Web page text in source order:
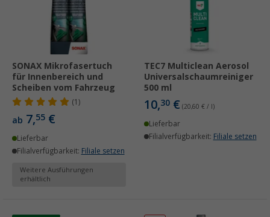
SONAX Mikrofasertuch
für Innenbereich und
Scheiben vom Fahrzeug
(1)
ab 7,55 €
Lieferbar
Filialverfügbarkeit: Filiale setzen
Weitere Ausführungen
erhältlich
TEC7 Multiclean Aerosol
Universalschaumreiniger
500 ml
10,30 € (20,60 € / l)
Lieferbar
Filialverfügbarkeit: Filiale setzen